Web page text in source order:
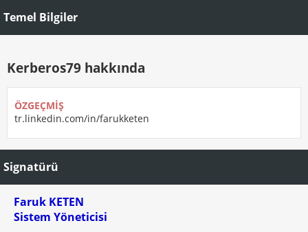
Temel Bilgiler
Kerberos79 hakkında
ÖZGEÇMIŞ
tr.linkedin.com/in/farukketen
Signatürü
Faruk KETEN
Sistem Yöneticisi